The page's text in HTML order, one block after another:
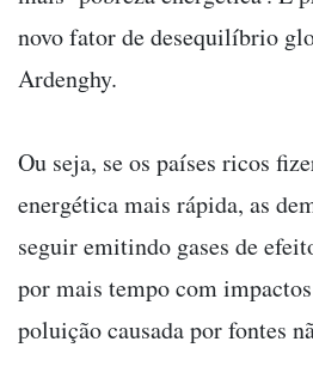
novo fator de desequilíbrio
Ardenghy.
Ou seja, se os países ricos
energética mais rápida, as
seguir emitindo gases de
por mais tempo com
poluição causada por fontes